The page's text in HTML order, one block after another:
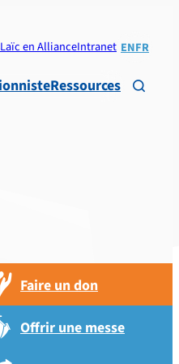
Laïc en AllianceIntranet ENFR
Ressources 
Faire un don
Offrir une messe